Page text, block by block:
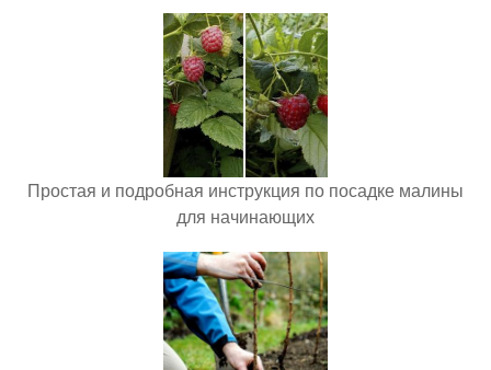
Простая и подробная инструкция по посадке малины
для начинающих